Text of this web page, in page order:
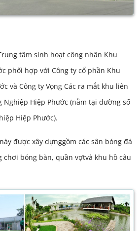
tâm sinh hoạt công nhân Khu
phối hợp với Công ty cổ phần Khu
và Công ty Vọng Các ra mắt khu liên
Nghiệp Hiệp Phước (nằm tại đường số
Hiệp Phước).
được xây dựnggồm các sân bóng đá
chơi bóng bàn, quần vợtvà khu hồ câu